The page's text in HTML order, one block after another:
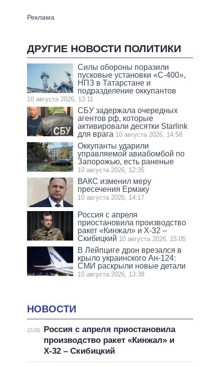
ДРУГИЕ НОВОСТИ ПОЛИТИКИ
Силы обороны поразили
пусковые установки «С-400»,
НПЗ в Татарстане и
подразделение оккупантов
10 августа 2026, 13:11
СБУ задержала очередных
агентов рф, которые
активировали десятки Starlink
для врага 10 августа 2026, 14:58
Оккупанты ударили
управляемой авиабомбой по
Запорожью, есть раненые
10 августа 2026, 12:35
ВАКС изменил меру
пресечения Ермаку
10 августа 2026, 14:17
Россия с апреля
приостановила производство
ракет «Кинжал» и Х-32 –
Скибицкий 10 августа 2026, 15:05
В Лейпциге дрон врезался в
крыло украинского Ан-124:
СМИ раскрыли новые детали
10 августа 2026, 13:38
НОВОСТИ
15:05
Россия с апреля приостановила
производство ракет «Кинжал» и
Х-32 – Скибицкий